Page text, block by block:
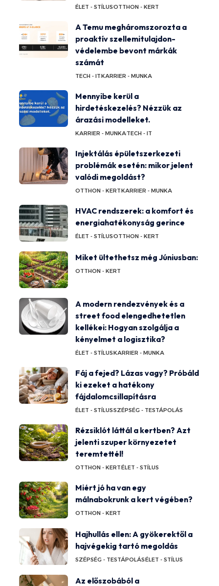
ÉLET - STÍLUSOTTHON - KERT
A Temu megháromszorozta a
proaktív szellemitulajdon-
védelembe bevont márkák
számát
TECH - ITKARRIER - MUNKA
Mennyibe kerül a
hirdetéskezelés? Nézzük az
árazási modelleket.
KARRIER - MUNKATECH - IT
Injektálás épületszerkezeti
problémák esetén: mikor jelent
valódi megoldást?
OTTHON - KERTKARRIER - MUNKA
HVAC rendszerek: a komfort és
energiahatékonyság gerince
ÉLET - STÍLUSOTTHON - KERT
Miket ültethetsz még Júniusban:
OTTHON - KERT
A modern rendezvények és a
street food elengedhetetlen
kellékei: Hogyan szolgálja a
kényelmet a logisztika?
ÉLET - STÍLUSKARRIER - MUNKA
Fáj a fejed? Lázas vagy? Próbáld
ki ezeket a hatékony
fájdalomcsillapításra
ÉLET - STÍLUSSZÉPSÉG - TESTÁPOLÁS
Rézsiklót láttál a kertben? Azt
jelenti szuper környezetet
teremtettél!
OTTHON - KERTÉLET - STÍLUS
Miért jó ha van egy
málnabokrunk a kert végében?
OTTHON - KERT
Hajhullás ellen: A gyökerektől a
hajvégekig tartó megoldás
SZÉPSÉG - TESTÁPOLÁSÉLET - STÍLUS
Az előszobából a